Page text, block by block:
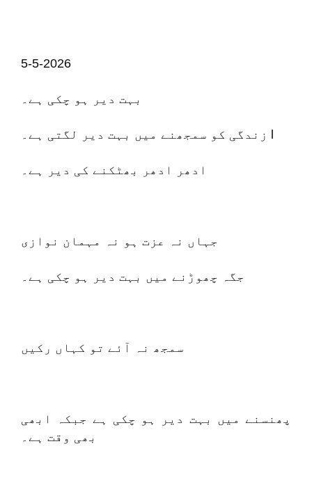
5-5-2026
بہت دیر ہو چکی ہے۔
ادھر ادھر بھٹکنے کی دیر ہے۔
جہاں نہ عزت ہو نہ مہمان نوازی
جگہ چھوڑنے میں بہت دیر ہو چکی ہے۔
سمجھ نہ آئے تو کہاں رکیں
پھنسنے میں بہت دیر ہو چکی ہے جبکہ ابھی
بھی وقت ہے۔